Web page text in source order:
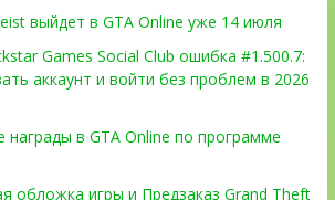
выйдет в GTA Online уже 14 июля
Games Social Club ошибка #1.500.7:
аккаунт и войти без проблем в 2026
в GTA Online по программе
обложка игры и Предзаказ Grand Theft